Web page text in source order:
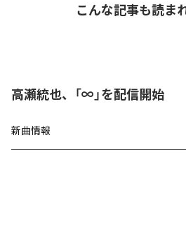
こんな記事も読ま
高瀬統也、「∞」を配信開始
新曲情報